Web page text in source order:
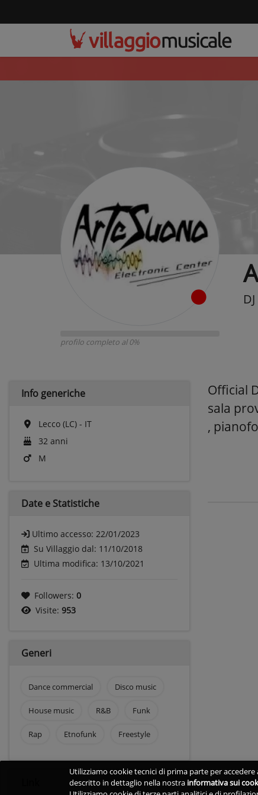
profilo completo al 0%
DJ
Info generiche
Lecco (LC) - IT
32 anni
M
Date e Statistiche
Ultimo accesso: 22/01/2023
Su Villaggio dal: 11/10/2018
Ultima modifica: 13/10/2021
Followers: 0
Visite: 953
Generi
Dance commercial Disco music
House music R&B Funk
Rap Etnofunk Freestyle
Official
sala
,
Utilizziamo cookie tecnici di prima parte per
descritto in dettaglio nella nostra informativa sui